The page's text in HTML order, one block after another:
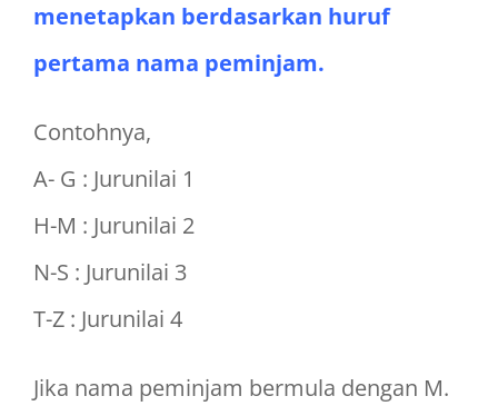
menetapkan berdasarkan huruf
pertama nama peminjam.
Contohnya,
A- G : Jurunilai 1
H-M : Jurunilai 2
N-S : Jurunilai 3
T-Z : Jurunilai 4
Jika nama peminjam bermula dengan M.